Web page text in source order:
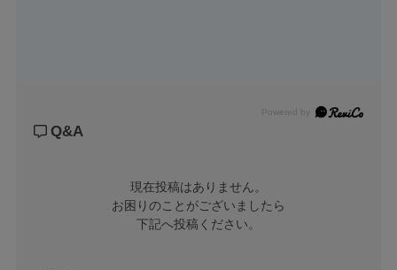
Powered by
Q&A
現在投稿はありません。
お困りのことがございましたら
下記へ投稿ください。